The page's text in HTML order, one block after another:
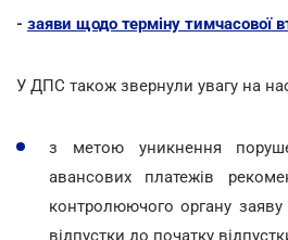
- заяви щодо терміну тимчасової
У ДПС також звернули увагу на
з метою уникнення
авансових платежів
контролюючого органу
відпустки до початку